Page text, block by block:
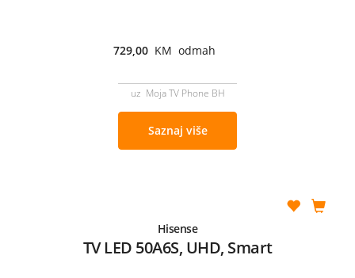
729,00 KM odmah
uz Moja TV Phone BH
Saznaj više
Hisense
TV LED 50A6S, UHD, Smart